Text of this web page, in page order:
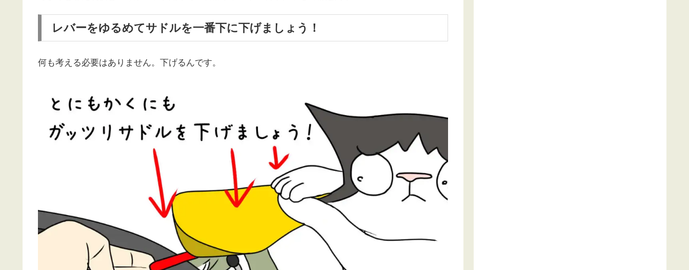
レバーをゆるめてサドルを一番下に下げましょう！
何も考える必要はありません。下げるんです。